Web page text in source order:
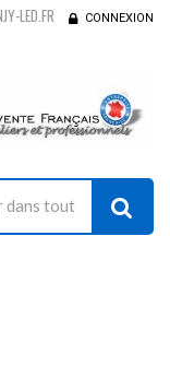
LED.FR CONNEXION